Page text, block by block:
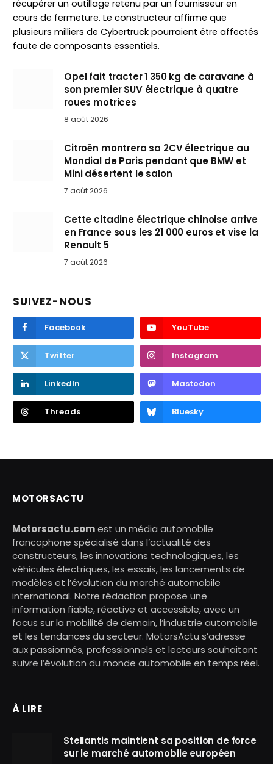
récupérer un outillage retenu par un fournisseur en
cours de fermeture. Le constructeur affirme que
plusieurs milliers de Cybertruck pourraient être affectés
faute de composants essentiels.
Opel fait tracter 1 350 kg de caravane à
son premier SUV électrique à quatre
roues motrices
8 août 2026
Citroën montrera sa 2CV électrique au
Mondial de Paris pendant que BMW et
Mini désertent le salon
7 août 2026
Cette citadine électrique chinoise arrive
en France sous les 21 000 euros et vise la
Renault 5
7 août 2026
SUIVEZ-NOUS
Facebook YouTube
Twitter Instagram
LinkedIn Mastodon
Threads Bluesky
MOTORSACTU
Motorsactu.comest un média automobile
francophone spécialisé dans l’actualité des
constructeurs, les innovations technologiques, les
véhicules électriques, les essais, les lancements de
modèles et l’évolution du marché automobile
international. Notre rédaction propose une
information fiable, réactive et accessible, avec un
focus sur la mobilité de demain, l’industrie automobile
et les tendances du secteur. MotorsActu s’adresse
aux passionnés, professionnels et lecteurs souhaitant
suivre l’évolution du monde automobile en temps réel.
À LIRE
Stellantis maintient sa position de force
sur le marché automobile européen